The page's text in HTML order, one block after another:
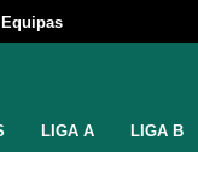
Equipas
LIGA A LIGA B